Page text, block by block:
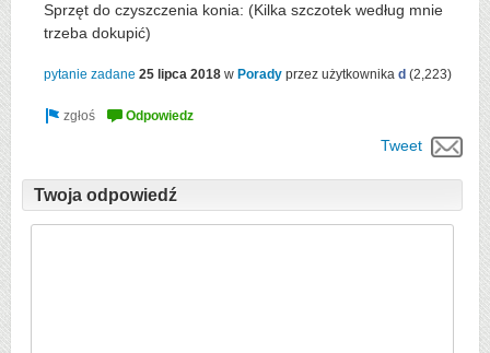
Sprzęt do czyszczenia konia: (Kilka szczotek według mnie
trzeba dokupić)
pytanie zadane 25 lipca 2018 w Porady przez użytkownika d (2,223)
Tweet
Twoja odpowiedź